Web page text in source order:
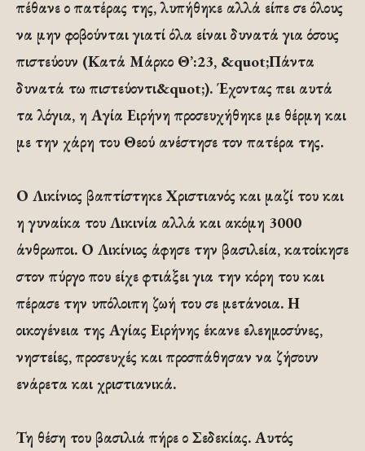
πέθανε ο πατέρας της, λυπήθηκε αλλά είπε σε όλους
να μην φοβούνται γιατί όλα είναι δυνατά για όσους
πιστεύουν (Κατά Μάρκο Θ’:23, &quot;Πάντα
δυνατά τω πιστεύοντι&quot;). Έχοντας πει αυτά
τα λόγια, η Αγία Ειρήνη προσευχήθηκε με θέρμη και
με την χάρη του Θεού ανέστησε τον πατέρα της.
Ο Λικίνιος βαπτίστηκε Χριστιανός και μαζί του και
η γυναίκα του Λικινία αλλά και ακόμη 3000
άνθρωποι. Ο Λικίνιος άφησε την βασιλεία, κατοίκησε
στον πύργο που είχε φτιάξει για την κόρη του και
πέρασε την υπόλοιπη ζωή του σε μετάνοια. Η
οικογένεια της Αγίας Ειρήνης έκανε ελεημοσύνες,
νηστείες, προσευχές και προσπάθησαν να ζήσουν
ενάρετα και χριστιανικά.
Τη θέση του βασιλιά πήρε ο Σεδεκίας. Αυτός